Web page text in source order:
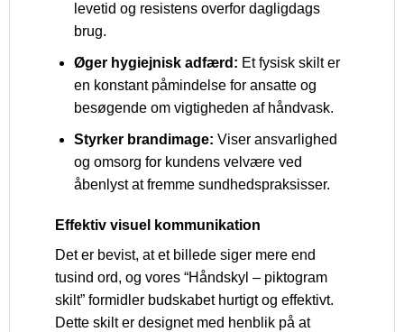
levetid og resistens overfor dagligdags
brug.
Øger hygiejnisk adfærd: Et fysisk skilt er
en konstant påmindelse for ansatte og
besøgende om vigtigheden af håndvask.
Styrker brandimage: Viser ansvarlighed
og omsorg for kundens velvære ved
åbenlyst at fremme sundhedspraksisser.
Effektiv visuel kommunikation
Det er bevist, at et billede siger mere end
tusind ord, og vores “Håndskyl – piktogram
skilt” formidler budskabet hurtigt og effektivt.
Dette skilt er designet med henblik på at